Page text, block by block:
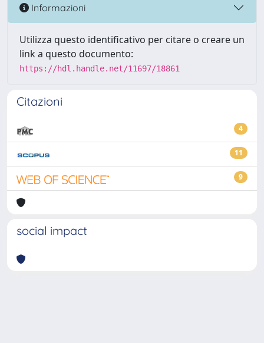
Informazioni
Utilizza questo identificativo per citare o creare un
link a questo documento:
https://hdl.handle.net/11697/18861
Citazioni
4
11
9
social impact